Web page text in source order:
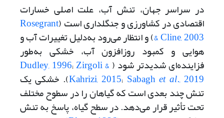
در سراسر جهان، تنش آب، علت اصلی خسارات
اقتصادی در کشاورزی و جنگلداری است (Rosegrant
& Cline, 2003) و انتظار می‌رود به‌دلیل تغییرات آب و
هوایی و کمبود روزافزون آب، خشکی به‌طور
فزاینده‌ای شدیدتر شود ( Dudley, 1996;Zirgoli &
Kahrizi, 2015; Sabaghet al., 2019 ). خشکی یک
تنش چند بعدی است که گیاهان را در سطوح مختلف
تحت تأثیر قرار می‌دهد. در سطح گیاه، پاسخ به تنش